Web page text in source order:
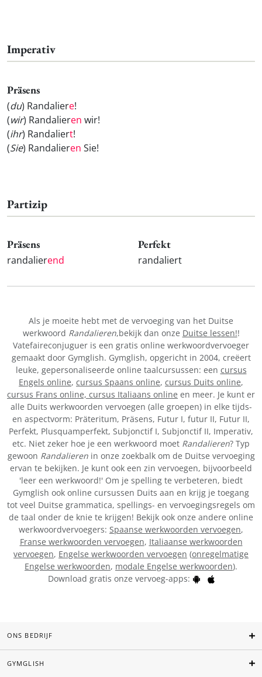
Imperativ
Präsens
(du) Randaliere!
(wir) Randalieren wir!
(ihr) Randaliert!
(Sie) Randalieren Sie!
Partizip
Präsens
randalierend
Perfekt
randaliert
Als je moeite hebt met de vervoeging van het Duitse
werkwoord Randalieren,bekijk dan onze Duitse lessen!!
Vatefaireconjuguer is een gratis online werkwoordvervoeger
gemaakt door Gymglish. Gymglish, opgericht in 2004, creëert
leuke, gepersonaliseerde online taalcursussen: een cursus
Engels online, cursus Spaans online, cursus Duits online,
cursus Frans online, cursus Italiaans online en meer. Je kunt er
alle Duits werkwoorden vervoegen (alle groepen) in elke tijds-
en aspectvorm: Präteritum, Präsens, Futur I, futur II, Futur II,
Perfekt, Plusquamperfekt, Subjonctif I, Subjonctif II, Imperativ,
etc. Niet zeker hoe je een werkwoord moet Randalieren? Typ
gewoon Randalierenin onze zoekbalk om de Duitse vervoeging
ervan te bekijken. Je kunt ook een zin vervoegen, bijvoorbeeld
'leer een werkwoord!' Om je spelling te verbeteren, biedt
Gymglish ook online cursussen Duits aan en krijg je toegang
tot veel Duitse grammatica, spellings- en vervoegingsregels om
de taal onder de knie te krijgen! Bekijk ook onze andere online
werkwoordvervoegers: Spaanse werkwoorden vervoegen,
Franse werkwoorden vervoegen, Italiaanse werkwoorden
vervoegen, Engelse werkwoorden vervoegen (onregelmatige
Engelse werkwoorden, modale Engelse werkwoorden).
Download gratis onze vervoeg-apps:
ONS BEDRIJF
GYMGLISH